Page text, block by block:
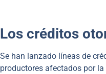
Los créditos
Se han lanzado líneas de
productores afectados por